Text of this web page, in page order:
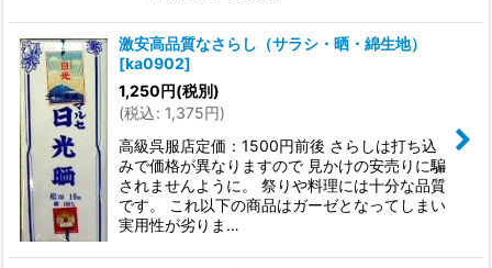
激安高品質なさらし（サラシ・晒・綿生地）
[ka0902]
1,250円(税別)
(税込: 1,375円)
高級呉服店定価：1500円前後 さらしは打ち込
みで価格が異なりますので 見かけの安売りに騙
されませんように。 祭りや料理には十分な品質
です。 これ以下の商品はガーゼとなってしまい
実用性が劣りま…